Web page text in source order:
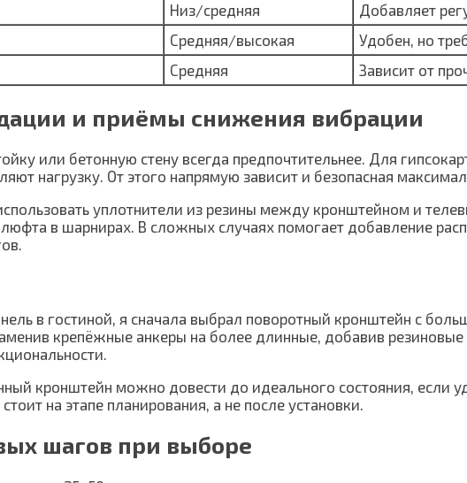
Низ/средняя
Добавляет
Средняя/высокая
Удобен, но
Средняя Зависит от
и приёмы снижения вибрации
или бетонную стену всегда предпочтительнее. Для
нагрузку. От этого напрямую зависит и безопасная
уплотнители из резины между кронштейном и
в шарнирах. В сложных случаях помогает добавление
в гостиной, я сначала выбрал поворотный кронштейн с
крепёжные анкеры на более длинные, добавив
кронштейн можно довести до идеального состояния,
на этапе планирования, а не после установки.
шагов при выборе